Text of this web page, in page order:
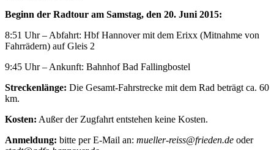
Beginn der Radtour am Samstag, den 20. Juni 2015:
8:51 Uhr – Abfahrt: Hbf Hannover mit dem Erixx (Mitnahme von
Fahrrädern) auf Gleis 2
9:45 Uhr – Ankunft: Bahnhof Bad Fallingbostel
Streckenlänge: Die Gesamt-Fahrstrecke mit dem Rad beträgt ca. 60
km.
Kosten: Außer der Zugfahrt entstehen keine Kosten.
Anmeldung: bitte per E-Mail an: mueller-reiss@frieden.de oder